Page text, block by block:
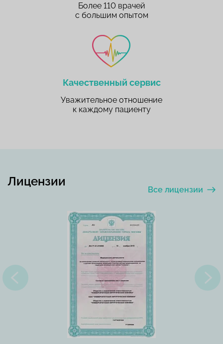
Более 110 врачей
с большим опытом
Качественный сервис
Уважительное отношение
к каждому пациенту
Лицензии
Все лицензии